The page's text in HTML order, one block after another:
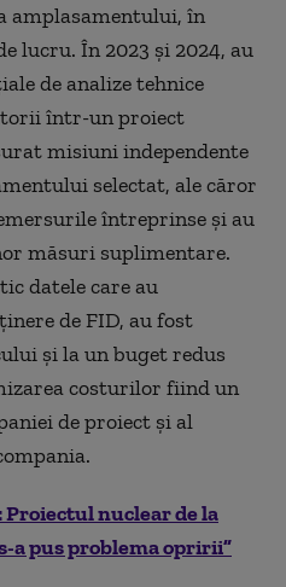
amplasamentului, în
lucru. În 2023 şi 2024, au
de analize tehnice
într-un proiect
misiuni independente
selectat, ale căror
întreprinse şi au
măsuri suplimentare.
datele care au
de FID, au fost
şi la un buget redus
costurilor fiind un
de proiect şi al
Proiectul nuclear de la
a pus problema opririi”